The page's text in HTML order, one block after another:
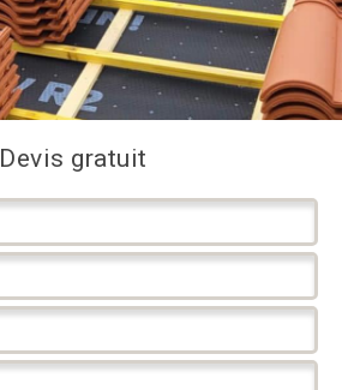
Devis gratuit